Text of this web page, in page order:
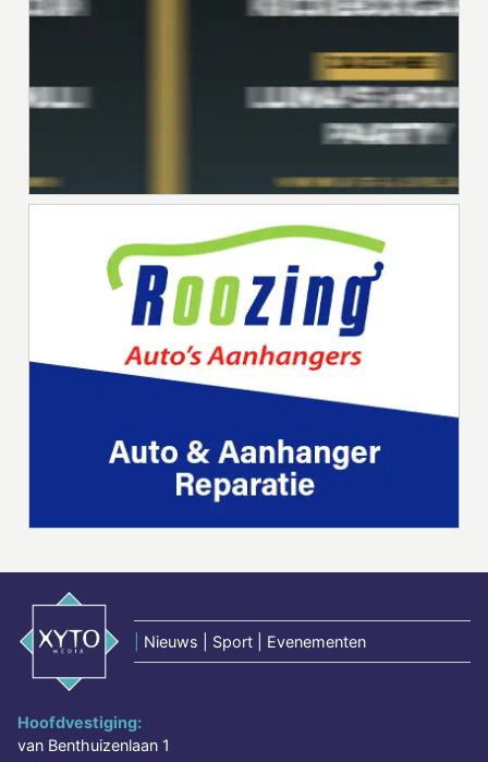
Nieuws | Sport | Evenementen
Hoofdvestiging:
van Benthuizenlaan 1